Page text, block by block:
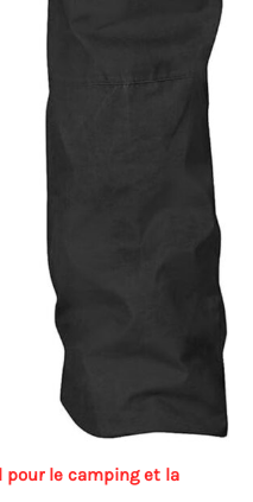
pour le camping et la